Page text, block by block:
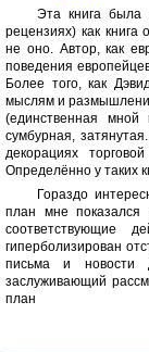
Эта книга была
рецензиях) как книга
не оно. Автор, как
поведения
Более того, как
мыслям и
(единственная мной
сумбурная,
декорациях
Определённо у таких
Гораздо
план мне показался
соответствующие
гиперболизирован
письма и новости
заслуживающий
план